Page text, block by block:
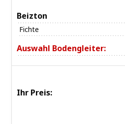
Beizton
Fichte
Auswahl Bodengleiter:
Ihr Preis: